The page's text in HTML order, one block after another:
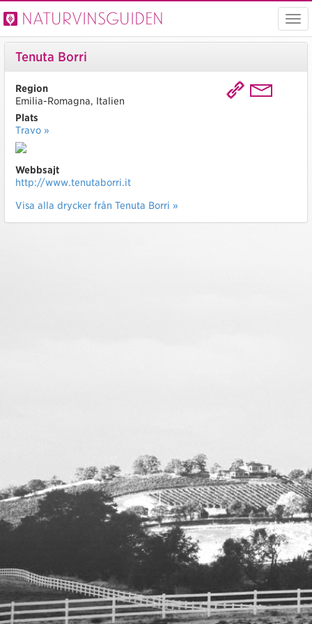
Visa
Naturvinsguiden
Tenuta Borri
Region
Emilia-Romagna, Italien
Plats
Travo »
Webbsajt
http://www.tenutaborri.it
Visa alla drycker från Tenuta Borri »